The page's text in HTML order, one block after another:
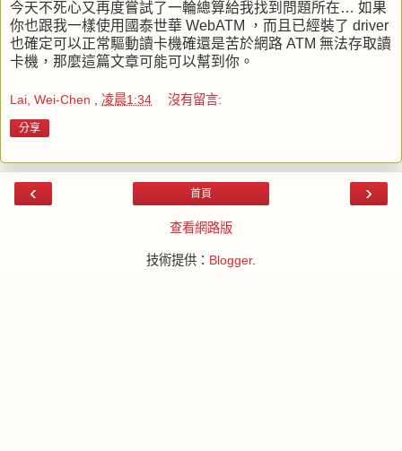
今天不死心又再度嘗試了一輪總算給我找到問題所在… 如果
你也跟我一樣使用國泰世華 WebATM ，而且已經裝了 driver
也確定可以正常驅動讀卡機確還是苦於網路 ATM 無法存取讀
卡機，那麼這篇文章可能可以幫到你。
Lai, Wei-Chen , 凌晨1:34 沒有留言:
分享
‹ ›
首頁
查看網路版
技術提供： Blogger.